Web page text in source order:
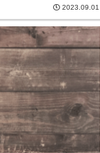
2023.09.01